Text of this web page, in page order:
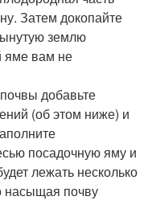
Затем докопайте
землю
яме вам не
добавьте
(об этом ниже) и
посадочную яму и
лежать несколько
насыщая почву